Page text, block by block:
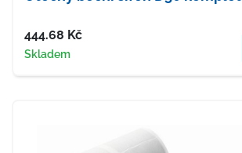
Cena
444.68 Kč
Dostupnost
Skladem